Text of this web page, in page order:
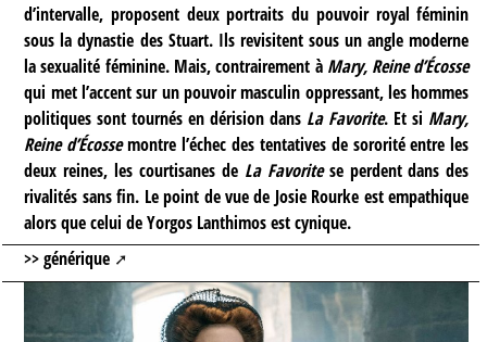
d’intervalle, proposent deux portraits du pouvoir royal féminin
sous la dynastie des Stuart. Ils revisitent sous un angle moderne
la sexualité féminine. Mais, contrairement à Mary, Reine d’Écosse
qui met l’accent sur un pouvoir masculin oppressant, les hommes
politiques sont tournés en dérision dans La Favorite. Et si Mary,
Reine d’Écossemontre l’échec des tentatives de sororité entre les
deux reines, les courtisanes de La Favoritese perdent dans des
rivalités sans fin. Le point de vue de Josie Rourke est empathique
alors que celui de Yorgos Lanthimos est cynique.
>>générique